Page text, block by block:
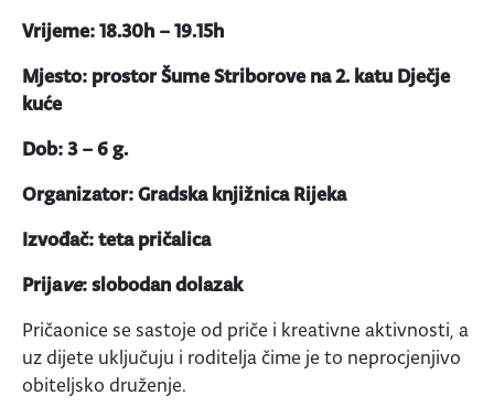
Vrijeme: 18.30h – 19.15h
Mjesto: prostor Šume Striborove na 2. katu Dječje
kuće
Dob: 3 – 6 g.
Organizator: Gradska knjižnica Rijeka
Izvođač: teta pričalica
Prijave: slobodan dolazak
Pričaonice se sastoje od priče i kreativne aktivnosti, a
uz dijete uključuju i roditelja čime je to neprocjenjivo
obiteljsko druženje.